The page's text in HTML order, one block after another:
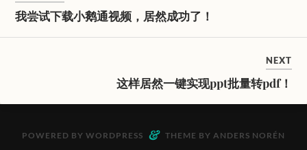
我尝试下载小鹅通视频，居然成功了！
NEXT
这样居然一键实现ppt批量转pdf！
POWERED BY WORDPRESS & THEME BY ANDERS NORÉN